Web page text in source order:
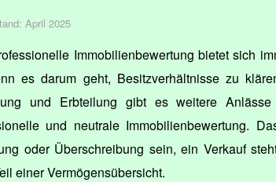
April 2025
Immobilienbewertung bietet sich
es darum geht, Besitzverhältnisse zu
und Erbteilung gibt es weitere
und neutrale Immobilienbewertung.
oder Überschreibung sein, ein Verkauf
einer Vermögensübersicht.